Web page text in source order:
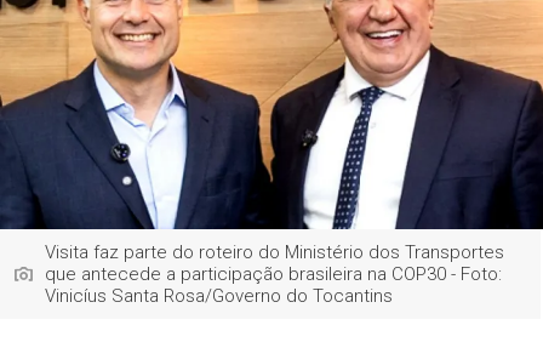
Visita faz parte do roteiro do Ministério dos Transportes
que antecede a participação brasileira na COP30 - Foto:
Vinicíus Santa Rosa/Governo do Tocantins